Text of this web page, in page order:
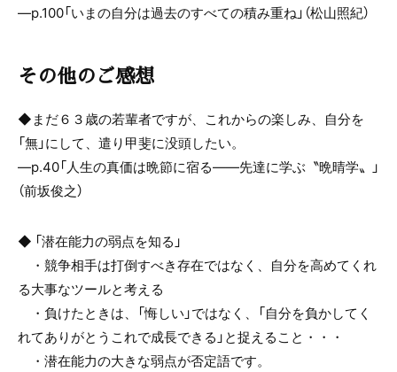
―p.100「いまの自分は過去のすべての積み重ね」（松山照紀）
その他のご感想
◆まだ６３歳の若輩者ですが、これからの楽しみ、自分を
「無」にして、遣り甲斐に没頭したい。
―p.40「人生の真価は晩節に宿る——先達に学ぶ〝晩晴学〟 」
（前坂俊之）
◆ 「潜在能力の弱点を知る」
・競争相手は打倒すべき存在ではなく、自分を高めてくれ
る大事なツールと考える
・負けたときは、「悔しい」ではなく、「自分を負かしてく
れてありがとうこれで成長できる」と捉えること・・・
・潜在能力の大きな弱点が否定語です。